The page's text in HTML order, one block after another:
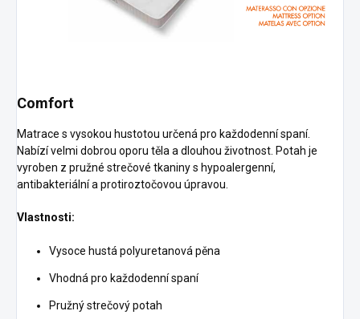
Comfort
Matrace s vysokou hustotou určená pro každodenní spaní.
Nabízí velmi dobrou oporu těla a dlouhou životnost. Potah je
vyroben z pružné strečové tkaniny s hypoalergenní,
antibakteriální a protiroztočovou úpravou.
Vlastnosti:
Vysoce hustá polyuretanová pěna
Vhodná pro každodenní spaní
Pružný strečový potah